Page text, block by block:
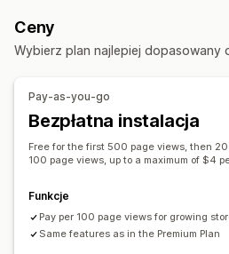
Automatyczne anulowanie
Listy zablokowanych
Ochrona zawartości
Wykrywanie botów
Filtry oszustw
Alerty i analizy
Podejrzana aktywność
Analizy dotyczące wizyt
Powiadomienia e-mail
Serwery proxy
Ustawienia lokalizacji
Wybór kraju
Ceny
Wybierz plan najlepiej dopasowany
Pay-as-you-go
Bezpłatna instalacja
Free for the first 500 page views, then
100 page views, up to a maximum of $4
Funkcje
Pay per 100 page views for growing
Same features as in the Premium Plan